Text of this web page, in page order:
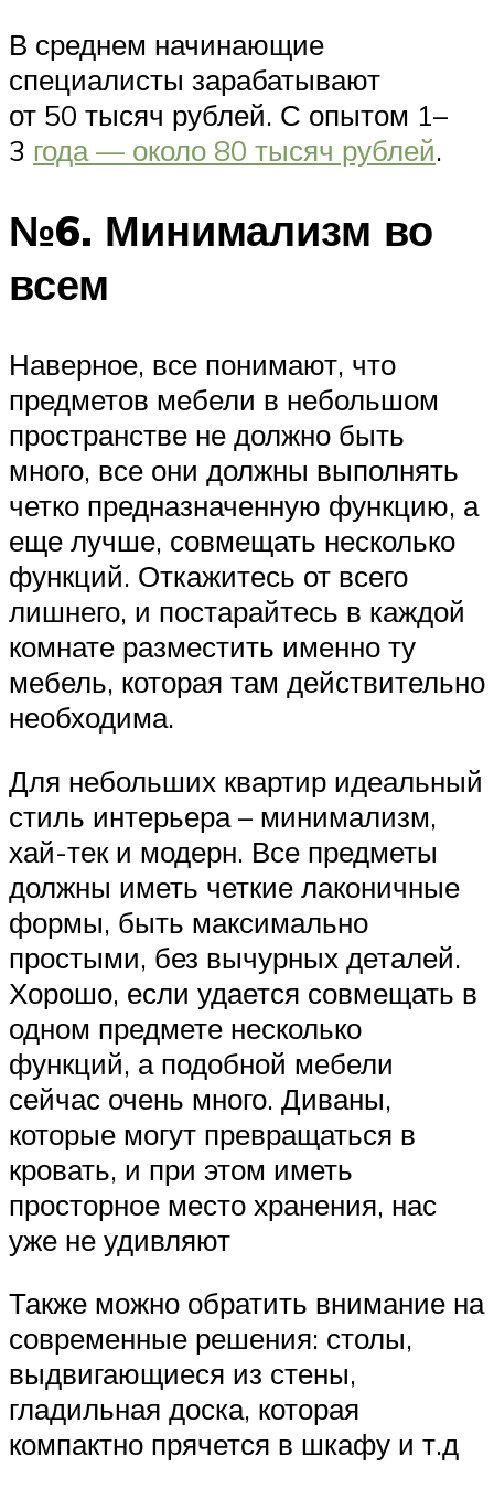
В среднем начинающие
специалисты зарабатывают
от 50 тысяч рублей. С опытом 1–
3 года — около 80 тысяч рублей.
№6. Минимализм во
всем
Наверное, все понимают, что
предметов мебели в небольшом
пространстве не должно быть
много, все они должны выполнять
четко предназначенную функцию, а
еще лучше, совмещать несколько
функций. Откажитесь от всего
лишнего, и постарайтесь в каждой
комнате разместить именно ту
мебель, которая там действительно
необходима.
Для небольших квартир идеальный
стиль интерьера – минимализм,
хай-тек и модерн. Все предметы
должны иметь четкие лаконичные
формы, быть максимально
простыми, без вычурных деталей.
Хорошо, если удается совмещать в
одном предмете несколько
функций, а подобной мебели
сейчас очень много. Диваны,
которые могут превращаться в
кровать, и при этом иметь
просторное место хранения, нас
уже не удивляют
Также можно обратить внимание на
современные решения: столы,
выдвигающиеся из стены,
гладильная доска, которая
компактно прячется в шкафу и т.д